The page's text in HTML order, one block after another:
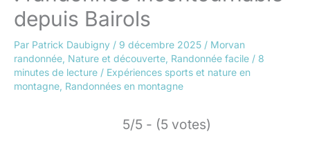
depuis Bairols
Par Patrick Daubigny / 9 décembre 2025 / Morvan
randonnée, Nature et découverte, Randonnée facile / 8
minutes de lecture / Expériences sports et nature en
montagne, Randonnées en montagne
5/5 - (5 votes)